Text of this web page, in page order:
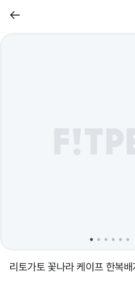
리토가토 꽃나라 케이프 한복